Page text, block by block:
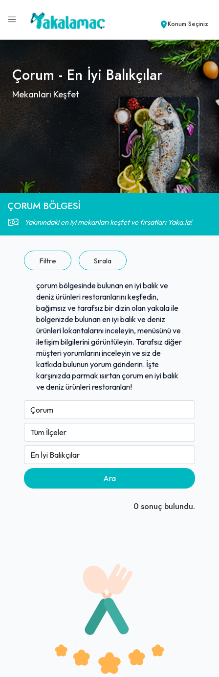
Konum Seçiniz
Çorum - En İyi Balıkçılar
Mekanları Keşfet
ÇORUM BÖLGESI
Yakınındaki en iyi mekanları keşfet ve fırsatları Yaka.la!
Filtre Sırala
çorum bölgesinde bulunan en iyi balık ve
deniz ürünleri restoranlarını keşfedin,
bağımsız ve tarafsız bir dizin olan yakala ile
bölgenizde bulunan en iyi balık ve deniz
ürünleri lokantalarını inceleyin, menüsünü ve
iletişim bilgilerini görüntüleyin. Tarafsız diğer
müşteri yorumlarını inceleyin ve siz de
katkıda bulunun yorum gönderin. İşte
karşınızda parmak ısırtan çorum en iyi balık
ve deniz ürünleri restoranları!
Ara
0 sonuç bulundu.